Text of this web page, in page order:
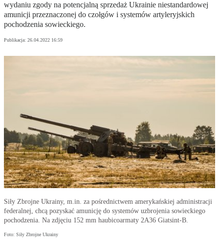
wydaniu zgody na potencjalną sprzedaż Ukrainie niestandardowej
amunicji przeznaczonej do czołgów i systemów artyleryjskich
pochodzenia sowieckiego.
Publikacja: 26.04.2022 16:59
Siły Zbrojne Ukrainy, m.in. za pośrednictwem amerykańskiej administracji
federalnej, chcą pozyskać amunicję do systemów uzbrojenia sowieckiego
pochodzenia. Na zdjęciu 152 mm haubicoarmaty 2A36 Giatsint-B.
Foto: Siły Zbrojne Ukrainy